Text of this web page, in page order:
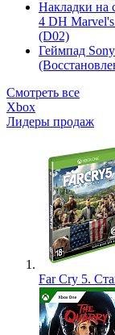
Накладки на
4 DH
(D02)
Геймпад
Смотреть все
Xbox
Лидеры продаж
Far Cry 5.